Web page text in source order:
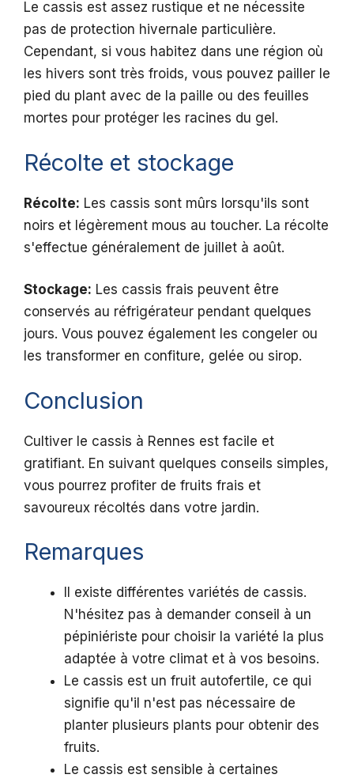
Le cassis est assez rustique et ne nécessite
pas de protection hivernale particulière.
Cependant, si vous habitez dans une région où
les hivers sont très froids, vous pouvez pailler le
pied du plant avec de la paille ou des feuilles
mortes pour protéger les racines du gel.
Récolte et stockage
Récolte: Les cassis sont mûrs lorsqu'ils sont
noirs et légèrement mous au toucher. La récolte
s'effectue généralement de juillet à août.
Stockage: Les cassis frais peuvent être
conservés au réfrigérateur pendant quelques
jours. Vous pouvez également les congeler ou
les transformer en confiture, gelée ou sirop.
Conclusion
Cultiver le cassis à Rennes est facile et
gratifiant. En suivant quelques conseils simples,
vous pourrez profiter de fruits frais et
savoureux récoltés dans votre jardin.
Remarques
Il existe différentes variétés de cassis.
N'hésitez pas à demander conseil à un
pépiniériste pour choisir la variété la plus
adaptée à votre climat et à vos besoins.
Le cassis est un fruit autofertile, ce qui
signifie qu'il n'est pas nécessaire de
planter plusieurs plants pour obtenir des
fruits.
Le cassis est sensible à certaines